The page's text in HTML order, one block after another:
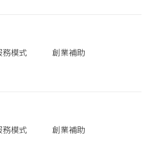
務模式 創業補助
務模式 創業補助